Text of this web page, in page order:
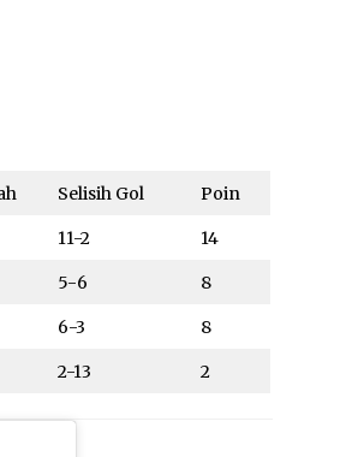
Selisih Gol Poin
11-2 14
5-6 8
6-3 8
2-13 2